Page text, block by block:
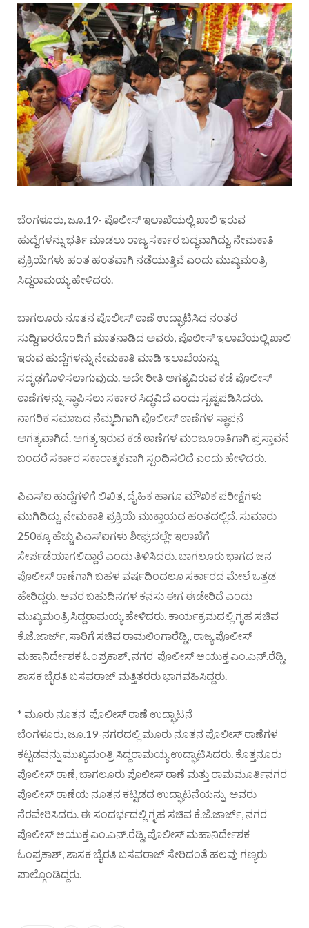
ಬೆಂಗಳೂರು, ಜೂ.19- ಪೊಲೀಸ್ ಇಲಾಖೆಯಲ್ಲಿ ಖಾಲಿ ಇರುವ
ಹುದ್ದೆಗಳನ್ನು ಭರ್ತಿ ಮಾಡಲು ರಾಜ್ಯ ಸರ್ಕಾರ ಬದ್ಧವಾಗಿದ್ದು, ನೇಮಕಾತಿ
ಪ್ರಕ್ರಿಯೆಗಳು ಹಂತ ಹಂತವಾಗಿ ನಡೆಯುತ್ತಿವೆ ಎಂದು ಮುಖ್ಯಮಂತ್ರಿ
ಸಿದ್ದರಾಮಯ್ಯ ಹೇಳಿದರು.
ಬಾಗಲೂರು ನೂತನ ಪೊಲೀಸ್ ಠಾಣೆ ಉದ್ಘಾಟಿಸಿದ ನಂತರ
ಸುದ್ದಿಗಾರರೊಂದಿಗೆ ಮಾತನಾಡಿದ ಅವರು, ಪೊಲೀಸ್ ಇಲಾಖೆಯಲ್ಲಿ ಖಾಲಿ
ಇರುವ ಹುದ್ದೆಗಳನ್ನು ನೇಮಕಾತಿ ಮಾಡಿ ಇಲಾಖೆಯನ್ನು
ಸದೃಢಗೊಳಿಸಲಾಗುವುದು. ಅದೇ ರೀತಿ ಅಗತ್ಯವಿರುವ ಕಡೆ ಪೊಲೀಸ್
ಠಾಣೆಗಳನ್ನು ಸ್ಥಾಪಿಸಲು ಸರ್ಕಾರ ಸಿದ್ಧವಿದೆ ಎಂದು ಸ್ಪಷ್ಟಪಡಿಸಿದರು.
ನಾಗರಿಕ ಸಮಾಜದ ನೆಮ್ಮದಿಗಾಗಿ ಪೊಲೀಸ್ ಠಾಣೆಗಳ ಸ್ಥಾಪನೆ
ಅಗತ್ಯವಾಗಿದೆ. ಅಗತ್ಯ ಇರುವ ಕಡೆ ಠಾಣೆಗಳ ಮಂಜೂರಾತಿಗಾಗಿ ಪ್ರಸ್ತಾವನೆ
ಬಂದರೆ ಸರ್ಕಾರ ಸಕಾರಾತ್ಮಕವಾಗಿ ಸ್ಪಂದಿಸಲಿದೆ ಎಂದು ಹೇಳಿದರು.
ಪಿಎಸ್‌ಐ ಹುದ್ದೆಗಳಿಗೆ ಲಿಖಿತ, ದೈಹಿಕ ಹಾಗೂ ಮೌಖಿಕ ಪರೀಕ್ಷೆಗಳು
ಮುಗಿದಿದ್ದು, ನೇಮಕಾತಿ ಪ್ರಕ್ರಿಯೆ ಮುಕ್ತಾಯದ ಹಂತದಲ್ಲಿದೆ. ಸುಮಾರು
250ಕ್ಕೂ ಹೆಚ್ಚು ಪಿಎಸ್‌ಐಗಳು ಶೀಘ್ರದಲ್ಲೇ ಇಲಾಖೆಗೆ
ಸೇರ್ಪಡೆಯಾಗಲಿದ್ದಾರೆ ಎಂದು ತಿಳಿಸಿದರು. ಬಾಗಲೂರು ಭಾಗದ ಜನ
ಪೊಲೀಸ್ ಠಾಣೆಗಾಗಿ ಬಹಳ ವರ್ಷದಿಂದಲೂ ಸರ್ಕಾರದ ಮೇಲೆ ಒತ್ತಡ
ಹೇರಿದ್ದರು. ಅವರ ಬಹುದಿನಗಳ ಕನಸು ಈಗ ಈಡೇರಿದೆ ಎಂದು
ಮುಖ್ಯಮಂತ್ರಿ ಸಿದ್ದರಾಮಯ್ಯ ಹೇಳಿದರು. ಕಾರ್ಯಕ್ರಮದಲ್ಲಿ ಗೃಹ ಸಚಿವ
ಕೆ.ಜೆ.ಜಾರ್ಜ್, ಸಾರಿಗೆ ಸಚಿವ ರಾಮಲಿಂಗಾರೆಡ್ಡಿ,, ರಾಜ್ಯ ಪೊಲೀಸ್
ಮಹಾನಿರ್ದೇಶಕ ಓಂಪ್ರಕಾಶ್, ನಗರ ಪೊಲೀಸ್ ಆಯುಕ್ತ ಎಂ.ಎನ್.ರೆಡ್ಡಿ,
ಶಾಸಕ ಬೈರತಿ ಬಸವರಾಜ್ ಮತ್ತಿತರರು ಭಾಗವಹಿಸಿದ್ದರು.
* ಮೂರು ನೂತನ ಪೊಲೀಸ್ ಠಾಣೆ ಉದ್ಘಾಟನೆ
ಬೆಂಗಳೂರು, ಜೂ.19-ನಗರದಲ್ಲಿ ಮೂರು ನೂತನ ಪೊಲೀಸ್ ಠಾಣೆಗಳ
ಕಟ್ಟಡವನ್ನು ಮುಖ್ಯಮಂತ್ರಿ ಸಿದ್ದರಾಮಯ್ಯ ಉದ್ಘಾಟಿಸಿದರು. ಕೊತ್ತನೂರು
ಪೊಲೀಸ್ ಠಾಣೆ, ಬಾಗಲೂರು ಪೊಲೀಸ್ ಠಾಣೆ ಮತ್ತು ರಾಮಮೂರ್ತಿನಗರ
ಪೊಲೀಸ್ ಠಾಣೆಯ ನೂತನ ಕಟ್ಟಡದ ಉದ್ಘಾಟನೆಯನ್ನು ಅವರು
ನೆರವೇರಿಸಿದರು. ಈ ಸಂದರ್ಭದಲ್ಲಿ ಗೃಹ ಸಚಿವ ಕೆ.ಜೆ.ಜಾರ್ಜ್, ನಗರ
ಪೊಲೀಸ್ ಆಯುಕ್ತ ಎಂ.ಎನ್.ರೆಡ್ಡಿ, ಪೊಲೀಸ್ ಮಹಾನಿರ್ದೇಶಕ
ಓಂಪ್ರಕಾಶ್, ಶಾಸಕ ಬೈರತಿ ಬಸವರಾಜ್ ಸೇರಿದಂತೆ ಹಲವು ಗಣ್ಯರು
ಪಾಲ್ಗೊಂಡಿದ್ದರು.